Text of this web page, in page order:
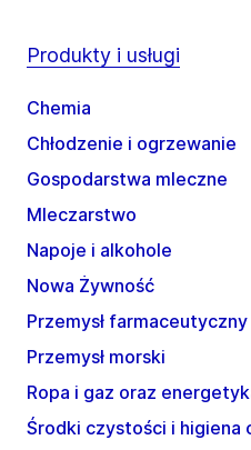
Produkty i usługi
Chemia
Chłodzenie i ogrzewanie
Gospodarstwa mleczne
Mleczarstwo
Napoje i alkohole
Nowa Żywność
Przemysł farmaceutyczny
Przemysł morski
Ropa i gaz oraz
Środki czystości i higiena